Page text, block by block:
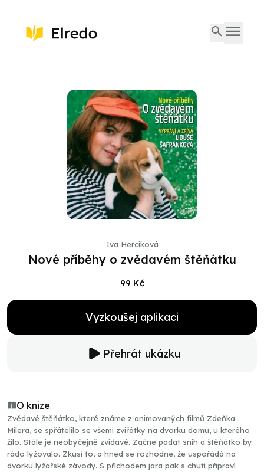
Iva Hercíková
Nové příběhy o zvědavém štěňátku
99 Kč
Vyzkoušej aplikaci
Přehrát ukázku
O knize
Zvědavé štěňátko, které známe z animovaných filmů Zdeňka
Milera, se spřátelilo se všemi zvířátky na dvorku domu, u kterého
žilo. Stále je neobyčejně zvídavé. Začne padat sníh a štěňátko by
rádo lyžovalo. Zkusí to, a hned se rozhodne, že uspořádá na
dvorku lyžařské závody. S příchodem jara pak s chutí připraví